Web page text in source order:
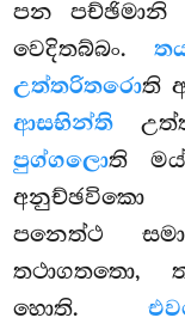
පන පච්ඡිමානි
වෙදිතබ්බං.
උත්තරිතරොති
ආසභින්ති
පුග්ගලොති
අනුච්ඡවිකො
පනෙත්ථ
තථාගතතො,
හොති.